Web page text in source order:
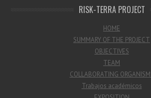
RISK-TERRA PROJECT
HOME
SUMMARY OF THE PROJECT
OBJECTIVES
TEAM
COLLABORATING
Trabajos académicos